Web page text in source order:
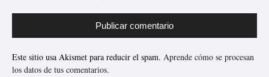
Este sitio usa Akismet para reducir el spam. Aprende cómo se procesan
los datos de tus comentarios.